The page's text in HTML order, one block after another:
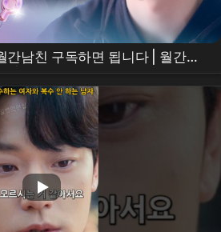
간남친 구독하면 됩니다 | 월간남
| 넷플릭스